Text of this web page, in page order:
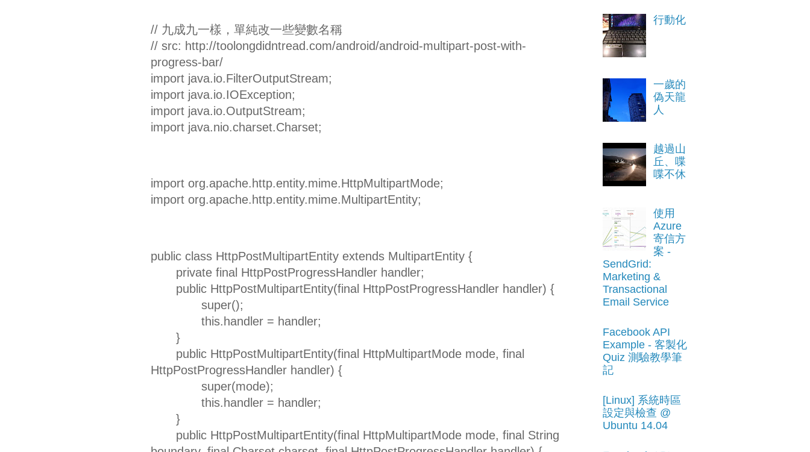
// 九成九一樣，單純改一些變數名稱
// src: http://toolongdidntread.com/android/android-multipart-post-with-
progress-bar/
import java.io.FilterOutputStream;
import java.io.IOException;
import java.io.OutputStream;
import java.nio.charset.Charset;
import org.apache.http.entity.mime.HttpMultipartMode;
import org.apache.http.entity.mime.MultipartEntity;
public class HttpPostMultipartEntity extends MultipartEntity {
private final HttpPostProgressHandler handler;
public HttpPostMultipartEntity(final HttpPostProgressHandler handler) {
super();
this.handler = handler;
}
public HttpPostMultipartEntity(final HttpMultipartMode mode, final
HttpPostProgressHandler handler) {
super(mode);
this.handler = handler;
}
public HttpPostMultipartEntity(final HttpMultipartMode mode, final String
行動化
一歲的
偽天龍
人
越過山
丘、喋
喋不休
使用
Azure
寄信方
案 -
SendGrid:
Marketing &
Transactional
Email Service
Facebook API
Example - 客製化
Quiz 測驗教學筆
記
[Linux] 系統時區
設定與檢查 @
Ubuntu 14.04